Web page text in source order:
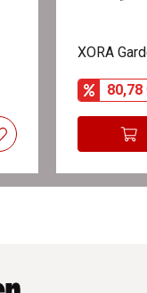
XORA
80,78